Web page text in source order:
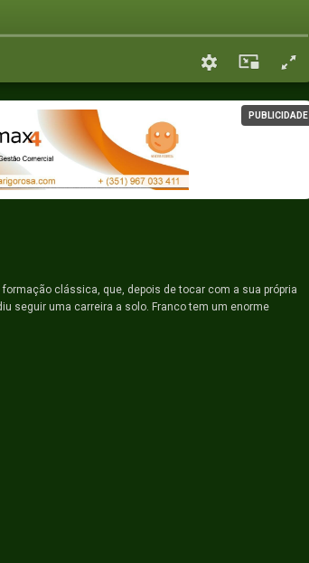
PUBLICIDADE
clássica, que, depois de tocar com a sua própria
seguir uma carreira a solo. Franco tem um enorme